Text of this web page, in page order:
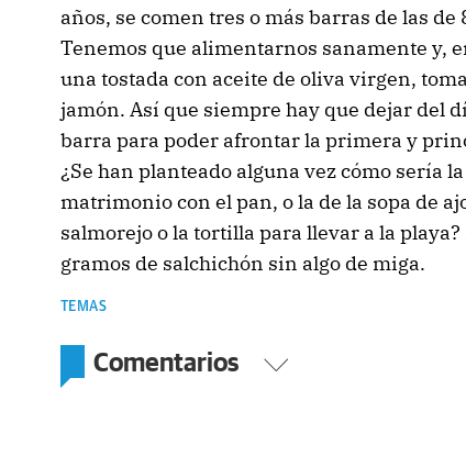
años, se comen tres o más barras de las de
Tenemos que alimentarnos sanamente y,
una tostada con aceite de oliva virgen,
jamón. Así que siempre hay que dejar del
barra para poder afrontar la primera y
¿Se han planteado alguna vez cómo sería
matrimonio con el pan, o la de la sopa de
salmorejo o la tortilla para llevar a la
gramos de salchichón sin algo de miga.
TEMAS
Comentarios